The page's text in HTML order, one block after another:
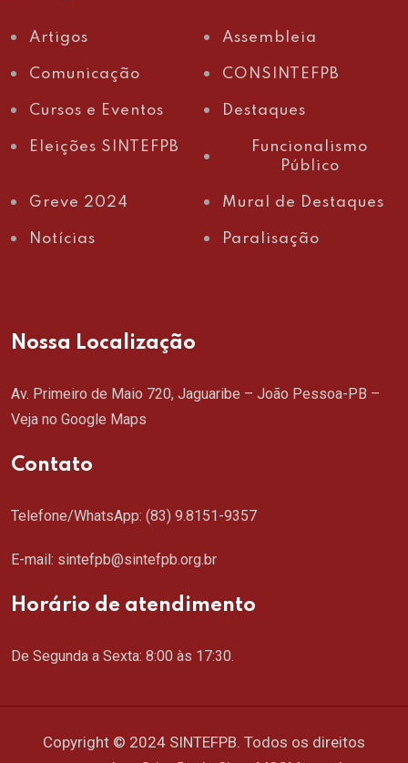
Artigos Assembleia
Comunicação CONSINTEFPB
Cursos e Eventos Destaques
Eleições SINTEFPB
Funcionalismo
Público
Greve 2024 Mural de Destaques
Notícias Paralisação
Nossa Localização
Av. Primeiro de Maio 720, Jaguaribe – João Pessoa-PB –
Veja no Google Maps
Contato
Telefone/WhatsApp: (83) 9.8151-9357
E-mail: sintefpb@sintefpb.org.br
Horário de atendimento
De Segunda a Sexta: 8:00 às 17:30.
Copyright © 2024 SINTEFPB. Todos os direitos